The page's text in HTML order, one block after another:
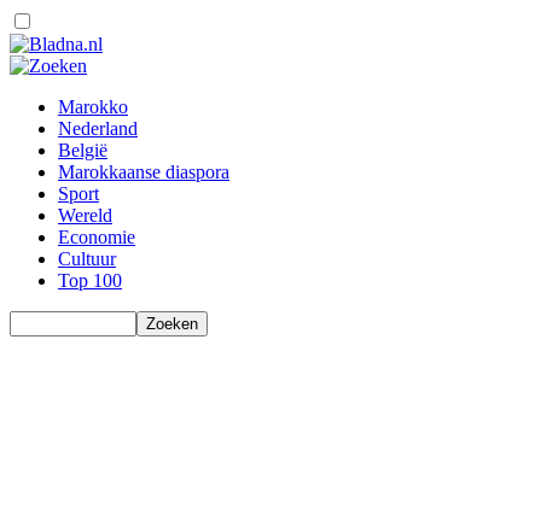
Marokko
Nederland
België
Marokkaanse diaspora
Sport
Wereld
Economie
Cultuur
Top 100